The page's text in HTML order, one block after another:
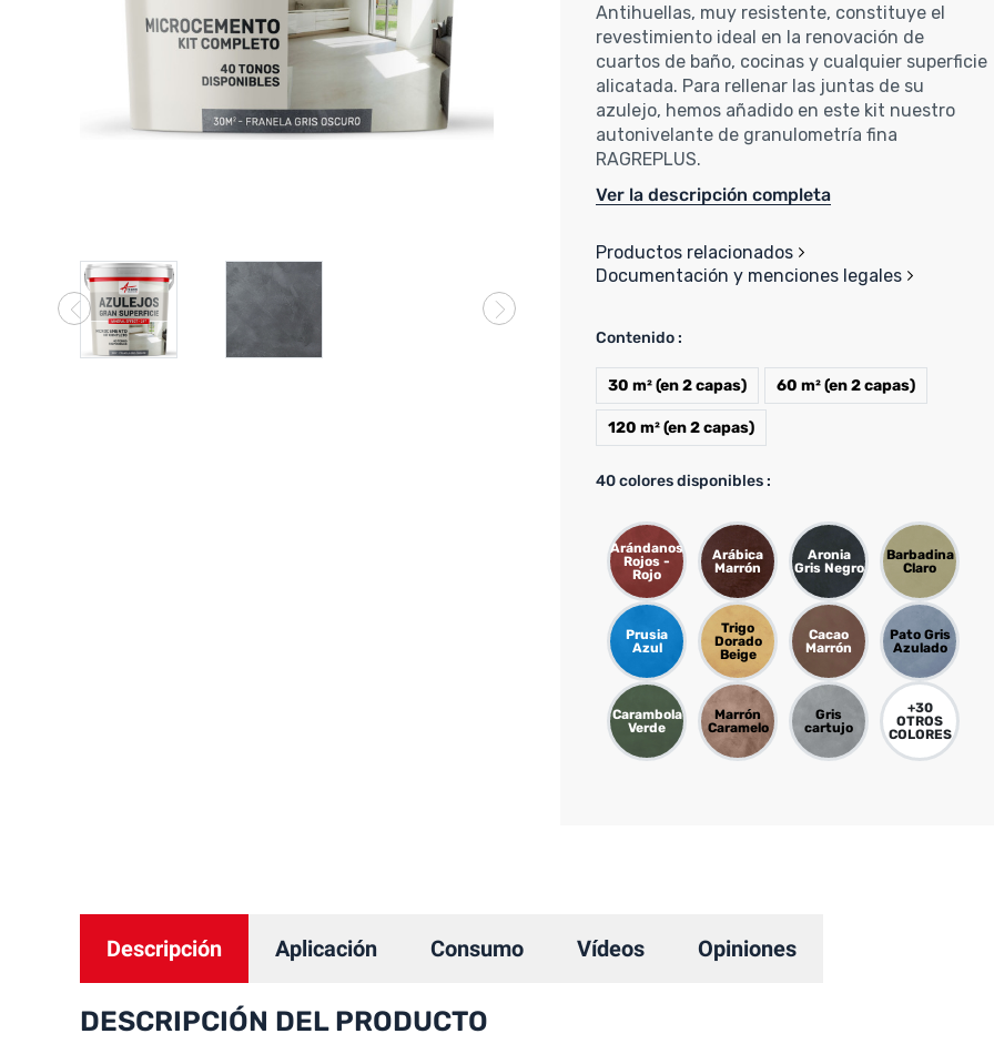
Antihuellas, muy resistente, constituye el
revestimiento ideal en la renovación de
cuartos de baño, cocinas y cualquier superficie
alicatada. Para rellenar las juntas de su
azulejo, hemos añadido en este kit nuestro
autonivelante de granulometría fina
RAGREPLUS.
Ver la descripción completa
Productos relacionados
Documentación y menciones legales
Contenido :
30 m² (en 2 capas) 60 m² (en 2 capas)
120 m² (en 2 capas)
40colores disponibles :
Arándanos
Rojos -
Rojo
Arábica
Marrón
Aronia
Gris Negro
Barbadina
Claro
Prusia
Azul
Trigo
Dorado
Beige
Cacao
Marrón
Pato Gris
Azulado
Carambola
Verde
Marrón
Caramelo
Gris
cartujo
+30
OTROS
COLORES
Descripción Aplicación Consumo Vídeos Opiniones
DESCRIPCIÓN DEL PRODUCTO